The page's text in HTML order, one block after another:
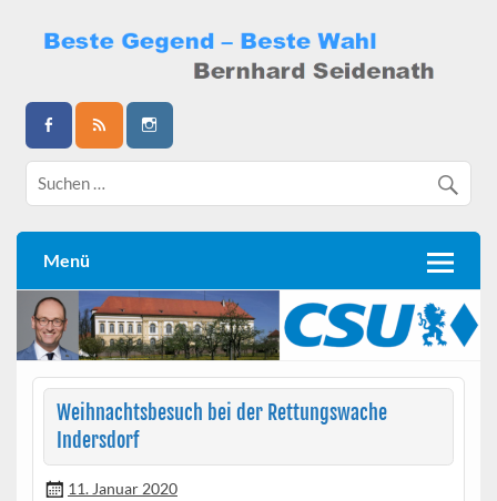
content
Bernhard Seidenath
Menü
Weihnachtsbesuch bei der Rettungswache
Indersdorf
11. Januar 2020